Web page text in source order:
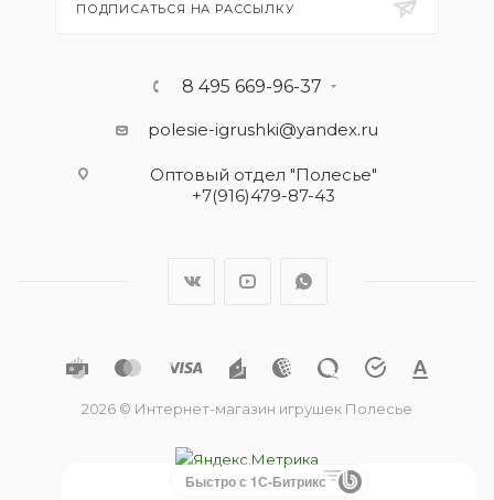
ПОДПИСАТЬСЯ НА РАССЫЛКУ
8 495 669-96-37
polesie-igrushki@yandex.ru
Оптовый отдел "Полесье"
+7(916)479-87-43
2026 © Интернет-магазин игрушек Полесье
Быстро с 1С-Битрикс